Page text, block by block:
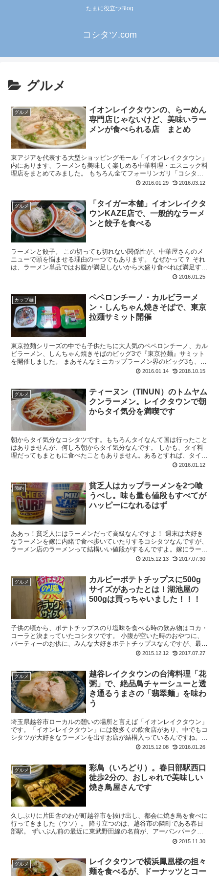
たまに役立つBlog
コシタツ.com
グルメ
グルメ
イオンレイクタウンの、らーめん
専門店じゃないけど、美味いラー
メンが食べられる店 まとめ
東アジアを代表する大型ショッピングモール「イオンレイクタウン」
内にあります、ラーメンも美味しく楽しめる中華料理・エスニック料
理店をまとめてみました。 もちろん全てフォーリンガリ「コシタ
ツ」が実食していますので、味に間違いなし！ ...
2016.01.29 2016.03.12
グルメ
「タイガー本舗」イオンレイクタ
ウンKAZE店で、一般的なラーメ
ンと餃子を食べる
ラーメンと餃子。 この切っても切れない関係性が、中華屋さんのメ
ニューで頭を悩ませる理由の一つでもあります。 なぜかって？ それ
は、ラーメン単品ではお腹が満足しないから大盛り食べれば満足する
2016.01.25
カップ麺
ペペロンチーノ・カルビラーメ
ン・しんちゃん焼きそばで、東京
拉麺サミット開催
東京拉麺シリーズの中でも子供たちに大人気のペペロンチーノ、カル
ビラーメン、しんちゃん焼きそばのビッグ3で『東京拉麺』サミット
を開催しました。 まあそんなミニカップラーメン界のビッグ3も、近
所の駄菓子屋で簡単に購入できるのが標高の低さを...
2016.01.14 2018.10.15
グルメ
ティーヌン（TINUN）のトムヤム
クンラーメン。レイクタウンで朝
からタイ気分を満喫です
朝からタイ気分なコシタツです。もちろんタイなんて国は行ったこと
はありませんが、何しろ朝からタイ気分なんです。 しかも、タイ料
理だってもまともに食べたこともありません。あるとすれば、タイカ
2016.01.12
節約
貧乏人はカップラーメンを2つ喰
うべし。味も量も値段もすべてが
ハッピーになれるはず
ああっ！貧乏人にはラーメンだって高級なんですよ！ 週末は大好き
なラーメンを嫁に内緒で食べ歩いていたりするコシタツなんですが、
ラーメン店のラーメンって結構いい値段がするんですよ。嫁にラーメ
ン食い過ぎって怒られた…そりゃ、ブログに書いてあ...
2015.12.13 2017.07.30
グルメ
カルビーポテトチップスに500g
サイズがあったとは！湖池屋の
500gは買っちゃいました！！！
子供の頃から、ポテトチップスのり塩味を食べる時の飲み物はコカ・
コーラと決まっていたコシタツです。 小腹が空いた時のおやつに、
パーティーのお供に、みんな大好きポテトチップスなんですが、最近
2015.12.12 2017.07.27
グルメ
越谷レイクタウンの台湾料理「花
粥」で、絶品鳥チャーシューと透
き通るうまさの「翡翠麺」を味わ
う
埼玉県越谷市ローカルの憩いの場所と言えば「イオンレイクタウン」
です。「イオンレイクタウン」には数多くの飲食店があり、中でもコ
シタツが大好きなラーメンを出すお店が結構入っているんですね。
今回はお粥料理がメインの台湾料理店「花粥」でラー...
2015.12.08 2016.01.26
グルメ
彩鳥（いろどり）。春日部駅西口
徒歩2分の、おしゃれで美味しい
焼き鳥屋さんです
久しぶりに片田舎のわが町越谷市を抜け出し、都会に焼き鳥を食べに
行ってきました（ウソ）。 降り立つのは、越谷市の隣町である春日
部駅。 ずいぶん前の最近に東武野田線の名前が、アーバンパークラ
2015.11.30
グルメ
レイクタウンで横浜鳳凰楼の担々
麺を食べるが、ドーナッツとコー